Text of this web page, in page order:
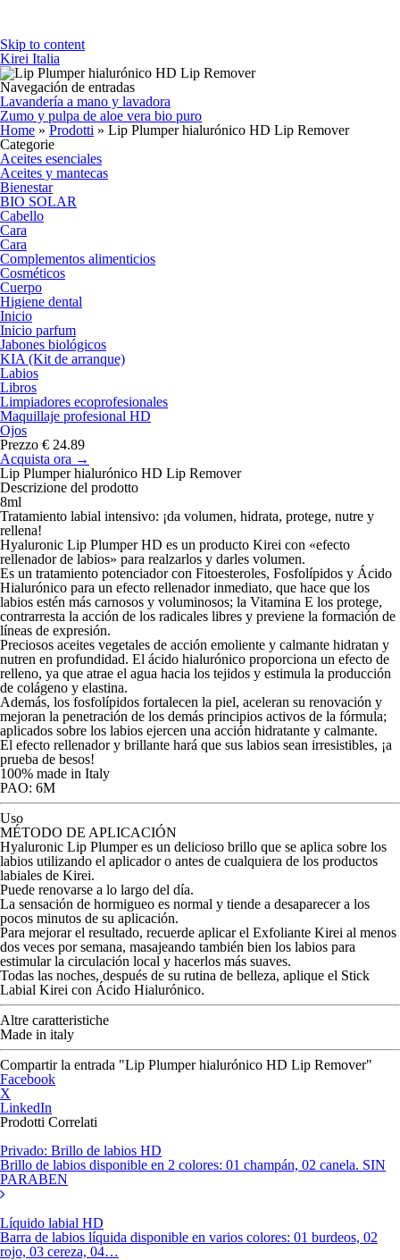
Skip to content
Kirei Italia
Navegación de entradas
Lavandería a mano y lavadora
Zumo y pulpa de aloe vera bio puro
Home » Prodotti » Lip Plumper hialurónico HD Lip Remover
Categorie
Aceites esenciales
Aceites y mantecas
Bienestar
BIO SOLAR
Cabello
Cara
Cara
Complementos alimenticios
Cosméticos
Cuerpo
Higiene dental
Inicio
Inicio parfum
Jabones biológicos
KIA (Kit de arranque)
Labios
Libros
Limpiadores ecoprofesionales
Maquillaje profesional HD
Ojos
Prezzo € 24.89
Acquista ora →
Lip Plumper hialurónico HD Lip Remover
Descrizione del prodotto
8ml
Tratamiento labial intensivo: ¡da volumen, hidrata, protege, nutre y
rellena!
Hyaluronic Lip Plumper HD es un producto Kirei con «efecto
rellenador de labios» para realzarlos y darles volumen.
Es un tratamiento potenciador con Fitoesteroles, Fosfolípidos y Ácido
Hialurónico para un efecto rellenador inmediato, que hace que los
labios estén más carnosos y voluminosos; la Vitamina E los protege,
contrarresta la acción de los radicales libres y previene la formación de
líneas de expresión.
Preciosos aceites vegetales de acción emoliente y calmante hidratan y
nutren en profundidad. El ácido hialurónico proporciona un efecto de
relleno, ya que atrae el agua hacia los tejidos y estimula la producción
de colágeno y elastina.
Además, los fosfolípidos fortalecen la piel, aceleran su renovación y
mejoran la penetración de los demás principios activos de la fórmula;
aplicados sobre los labios ejercen una acción hidratante y calmante.
El efecto rellenador y brillante hará que sus labios sean irresistibles, ¡a
prueba de besos!
100% made in Italy
PAO: 6M
Uso
MÉTODO DE APLICACIÓN
Hyaluronic Lip Plumper es un delicioso brillo que se aplica sobre los
labios utilizando el aplicador o antes de cualquiera de los productos
labiales de Kirei.
Puede renovarse a lo largo del día.
La sensación de hormigueo es normal y tiende a desaparecer a los
pocos minutos de su aplicación.
Para mejorar el resultado, recuerde aplicar el Exfoliante Kirei al menos
dos veces por semana, masajeando también bien los labios para
estimular la circulación local y hacerlos más suaves.
Todas las noches, después de su rutina de belleza, aplique el Stick
Labial Kirei con Ácido Hialurónico.
Altre caratteristiche
Made in italy
Compartir la entrada "Lip Plumper hialurónico HD Lip Remover"
Facebook
X
LinkedIn
Prodotti Correlati
Privado: Brillo de labios HD
Brillo de labios disponible en 2 colores: 01 champán, 02 canela. SIN
PARABEN
Líquido labial HD
Barra de labios líquida disponible en varios colores: 01 burdeos, 02
rojo, 03 cereza, 04…